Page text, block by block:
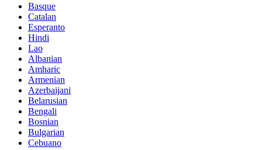
Basque
Catalan
Esperanto
Hindi
Lao
Albanian
Amharic
Armenian
Azerbaijani
Belarusian
Bengali
Bosnian
Bulgarian
Cebuano